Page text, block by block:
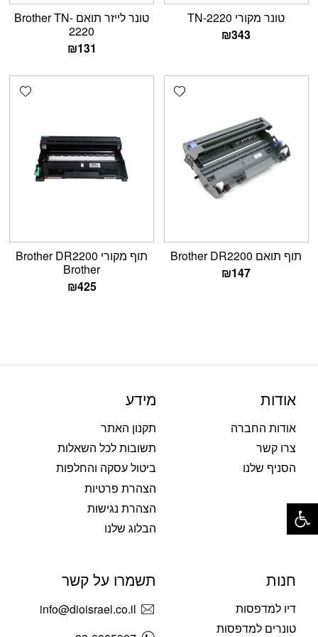
טונר מקורי TN-2220
₪343
טונר לייזר תואם Brother TN-
2220
₪131
Add wishlist
תוף תואם Brother DR2200
₪147
תוף מקורי Brother DR2200
Brother
₪425
אודות
אודות החברה
צרו קשר
הסניף שלנו
מידע
תקנון האתר
תשובות לכל השאלות
ביטול עסקה והחלפות
הצהרת פרטיות
הצהרת נגישות
הבלוג שלנו
חנות
דיו למדפסות
טונרים למדפסות
תשמרו על קשר
info@dioisrael.co.il
פתח סרגל נגישות